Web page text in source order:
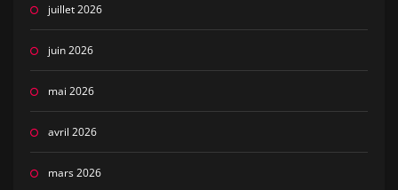
juillet 2026
juin 2026
mai 2026
avril 2026
mars 2026